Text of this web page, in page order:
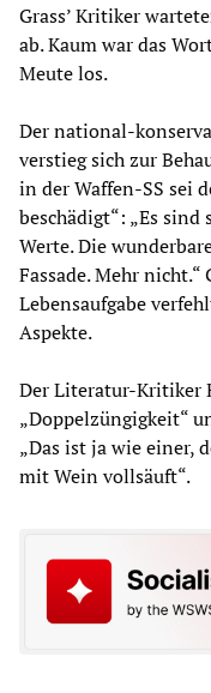
Grass’ Kritiker
ab. Kaum war das
Meute los.
Der national-
verstieg sich zur
in der Waffen-SS sei
beschädigt“: „Es
Werte. Die
Fassade. Mehr nicht.“
Lebensaufgabe
Aspekte.
Der Literatur-Kritiker
„Doppelzüngigkeit“
„Das ist ja wie einer,
mit Wein vollsäuft“.